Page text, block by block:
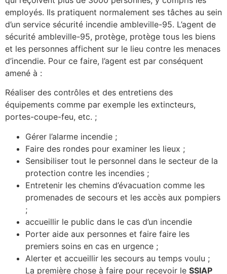
employés. Ils pratiquent normalement ses tâches au sein
d’un service sécurité incendie ambleville-95. L’agent de
sécurité ambleville-95, protège, protège tous les biens
et les personnes affichent sur le lieu contre les menaces
d’incendie. Pour ce faire, l’agent est par conséquent
amené à :
Réaliser des contrôles et des entretiens des
équipements comme par exemple les extincteurs,
portes-coupe-feu, etc. ;
Gérer l’alarme incendie ;
Faire des rondes pour examiner les lieux ;
Sensibiliser tout le personnel dans le secteur de la
protection contre les incendies ;
Entretenir les chemins d’évacuation comme les
promenades de secours et les accès aux pompiers
;
accueillir le public dans le cas d’un incendie
Porter aide aux personnes et faire faire les
premiers soins en cas en urgence ;
Alerter et accueillir les secours au temps voulu ;
La première chose à faire pour recevoir le SSIAP